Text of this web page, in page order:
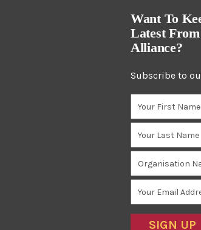
Want To
Latest
Alliance?
Subscribe to